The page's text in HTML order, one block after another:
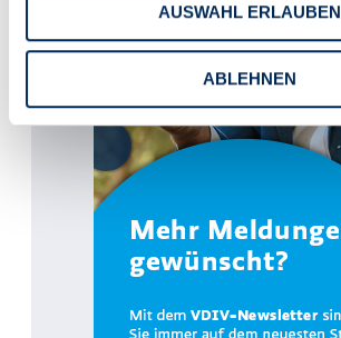
AUSWAHL ERLAUBEN
ABLEHNEN